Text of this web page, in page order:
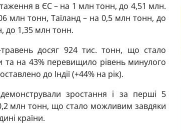
в ЄС – на 1 млн тонн, до 4,51 млн.
млн тонн, Таїланд – на 0,5 млн тонн, до
до 1,35 млн тонн.
травень досяг 924 тис. тонн, що стало
на 43% перевищило рівень минулого
до Індії (+44% на рік).
зростання і за перші 5
млн тонн, що стало можливим завдяки
країни.